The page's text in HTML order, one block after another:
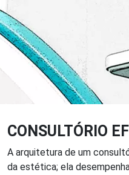
CONSULTÓRIO
A arquitetura de um
da estética; ela